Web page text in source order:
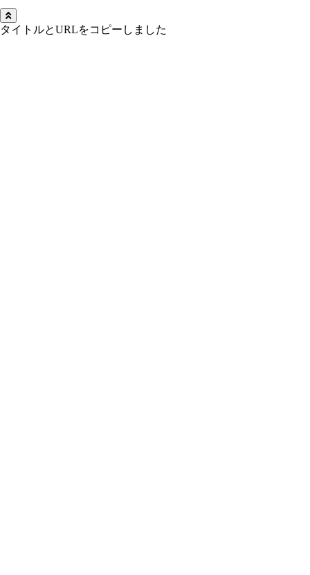
タイトルとURLをコピーしました